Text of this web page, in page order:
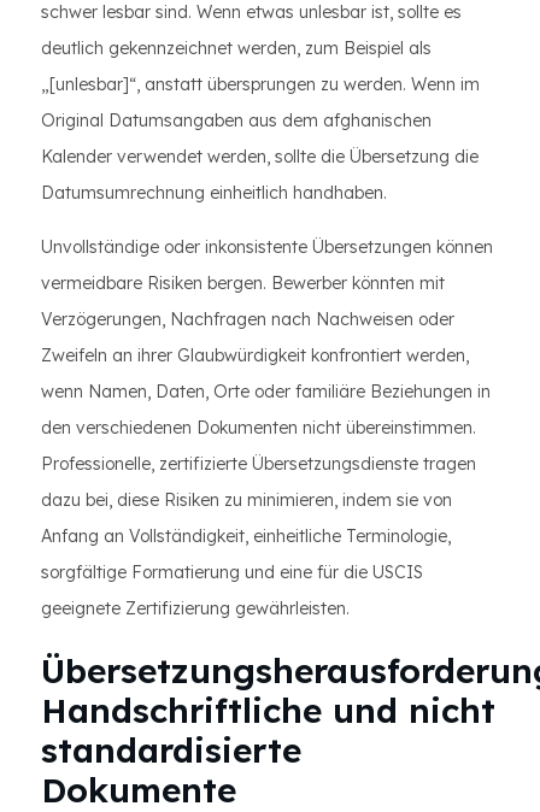
schwer lesbar sind. Wenn etwas unlesbar ist, sollte es
deutlich gekennzeichnet werden, zum Beispiel als
„[unlesbar]“, anstatt übersprungen zu werden. Wenn im
Original Datumsangaben aus dem afghanischen
Kalender verwendet werden, sollte die Übersetzung die
Datumsumrechnung einheitlich handhaben.
Unvollständige oder inkonsistente Übersetzungen können
vermeidbare Risiken bergen. Bewerber könnten mit
Verzögerungen, Nachfragen nach Nachweisen oder
Zweifeln an ihrer Glaubwürdigkeit konfrontiert werden,
wenn Namen, Daten, Orte oder familiäre Beziehungen in
den verschiedenen Dokumenten nicht übereinstimmen.
Professionelle, zertifizierte Übersetzungsdienste tragen
dazu bei, diese Risiken zu minimieren, indem sie von
Anfang an Vollständigkeit, einheitliche Terminologie,
sorgfältige Formatierung und eine für die USCIS
geeignete Zertifizierung gewährleisten.
Handschriftliche und nicht
standardisierte
Dokumente